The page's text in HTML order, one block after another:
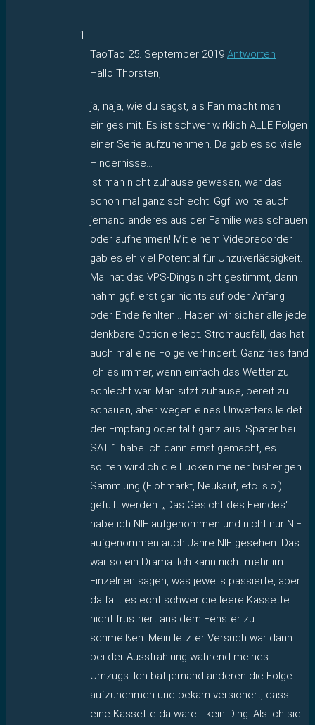
TaoTao 25. September 2019 Antworten
Hallo Thorsten,
ja, naja, wie du sagst, als Fan macht man
einiges mit. Es ist schwer wirklich ALLE Folgen
einer Serie aufzunehmen. Da gab es so viele
Hindernisse…
Ist man nicht zuhause gewesen, war das
schon mal ganz schlecht. Ggf. wollte auch
jemand anderes aus der Familie was schauen
oder aufnehmen! Mit einem Videorecorder
gab es eh viel Potential für Unzuverlässigkeit.
Mal hat das VPS-Dings nicht gestimmt, dann
nahm ggf. erst gar nichts auf oder Anfang
oder Ende fehlten… Haben wir sicher alle jede
denkbare Option erlebt. Stromausfall, das hat
auch mal eine Folge verhindert. Ganz fies fand
ich es immer, wenn einfach das Wetter zu
schlecht war. Man sitzt zuhause, bereit zu
schauen, aber wegen eines Unwetters leidet
der Empfang oder fällt ganz aus. Später bei
SAT 1 habe ich dann ernst gemacht, es
sollten wirklich die Lücken meiner bisherigen
Sammlung (Flohmarkt, Neukauf, etc. s.o.)
gefüllt werden. „Das Gesicht des Feindes“
habe ich NIE aufgenommen und nicht nur NIE
aufgenommen auch Jahre NIE gesehen. Das
war so ein Drama. Ich kann nicht mehr im
Einzelnen sagen, was jeweils passierte, aber
da fällt es echt schwer die leere Kassette
nicht frustriert aus dem Fenster zu
schmeißen. Mein letzter Versuch war dann
bei der Ausstrahlung während meines
Umzugs. Ich bat jemand anderen die Folge
aufzunehmen und bekam versichert, dass
eine Kassette da wäre… kein Ding. Als ich sie